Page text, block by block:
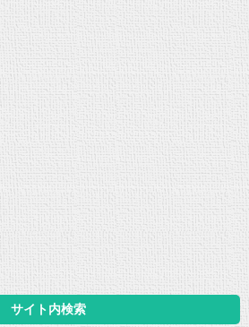
サイト内検索